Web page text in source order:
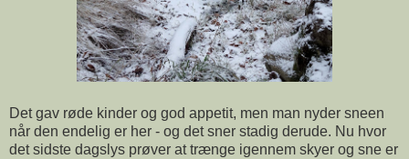
Det gav røde kinder og god appetit, men man nyder sneen
når den endelig er her - og det sner stadig derude. Nu hvor
det sidste dagslys prøver at trænge igennem skyer og sne er